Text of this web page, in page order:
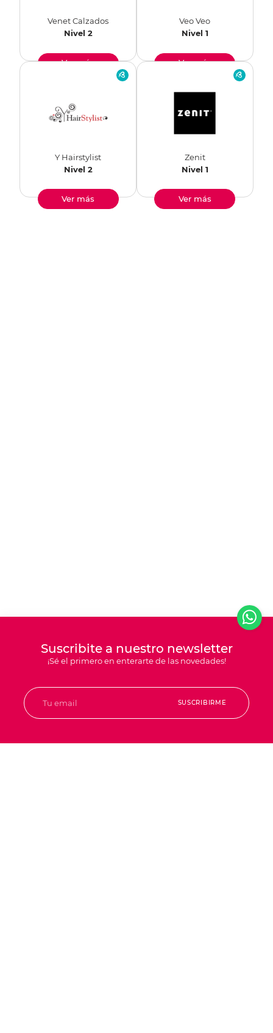
Venet Calzados
Nivel 2
Ver más
Veo Veo
Nivel 1
Ver más
Y Hairstylist
Nivel 2
Ver más
Zenit
Nivel 1
Ver más
Suscribite a nuestro newsletter
¡Sé el primero en enterarte de las novedades!
SUSCRIBIRME